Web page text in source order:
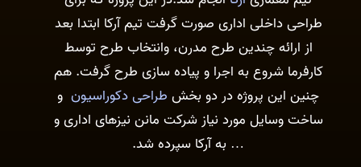
طراحی داخلی اداری صورت گرفت تیم آرکا ابتدا بعد
از ارائه چندین طرح مدرن، وانتخاب طرح توسط
کارفرما شروع به اجرا و پیاده سازی طرح گرفت. هم
چنین این پروژه در دو بخش طراحی دکوراسیونو
ساخت وسایل مورد نیاز شرکت مانن نیزهای اداری و
… به آرکا سپرده شد.